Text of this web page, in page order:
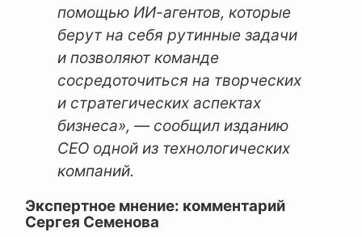
помощью ИИ-агентов, которые
берут на себя рутинные задачи
и позволяют команде
сосредоточиться на творческих
и стратегических аспектах
бизнеса», — сообщил изданию
CEO одной из технологических
компаний.
Экспертное мнение: комментарий
Сергея Семенова